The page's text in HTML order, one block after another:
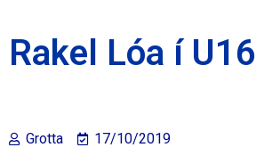
Rakel Lóa í U16
Grotta 17/10/2019